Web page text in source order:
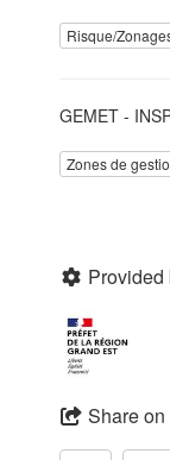
Risque/
GEMET -
Zones de
Provided
Share